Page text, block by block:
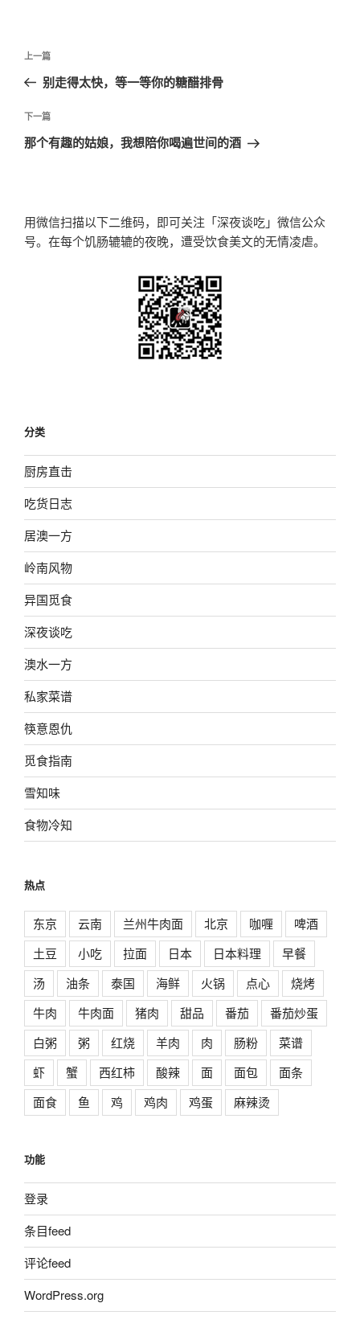
文
导
航
上
一
文
章
上一篇
别走得太快，等一等你的糖醋排骨
下
一
下一篇
那个有趣的姑娘，我想陪你喝遍世间的酒
用微信扫描以下二维码，即可关注「深夜谈吃」微信公众
号。在每个饥肠辘辘的夜晚，遭受饮食美文的无情凌虐。
分类
厨房直击
吃货日志
居澳一方
岭南风物
异国觅食
深夜谈吃
澳水一方
私家菜谱
筷意恩仇
觅食指南
雪知味
食物冷知
热点
东京 云南 兰州牛肉面 北京 咖喱
啤酒
土豆
小吃 拉面 日本 日本料理
早餐
汤
油条 泰国 海鲜 火锅 点心
烧烤
牛肉
牛肉面 猪肉 甜品 番茄
番茄炒蛋
白粥
粥 红烧 羊肉 肉 肠粉
菜谱
虾
蟹 西红柿 酸辣 面 面包
面条
面食
鱼 鸡 鸡肉 鸡蛋 麻辣烫
功能
登录
条目feed
评论feed
WordPress.org